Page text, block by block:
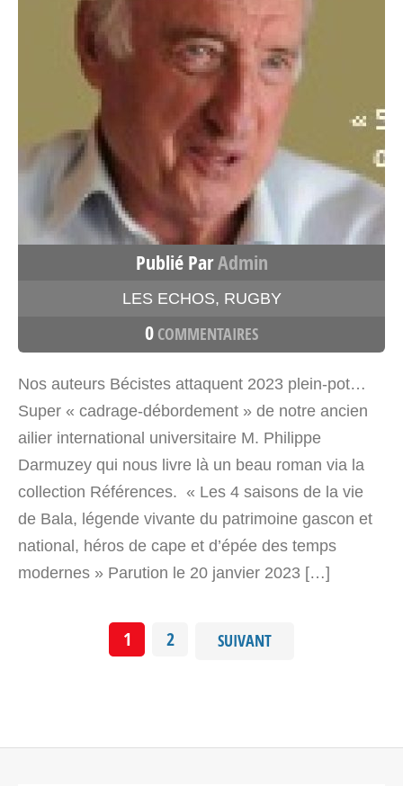
Publié ParAdmin
LES ECHOS, RUGBY
0 COMMENTAIRES
Nos auteurs Bécistes attaquent 2023 plein-pot…
Super « cadrage-débordement » de notre ancien
ailier international universitaire M. Philippe
Darmuzey qui nous livre là un beau roman via la
collection Références. « Les 4 saisons de la vie
de Bala, légende vivante du patrimoine gascon et
national, héros de cape et d’épée des temps
modernes » Parution le 20 janvier 2023 […]
1 2 SUIVANT